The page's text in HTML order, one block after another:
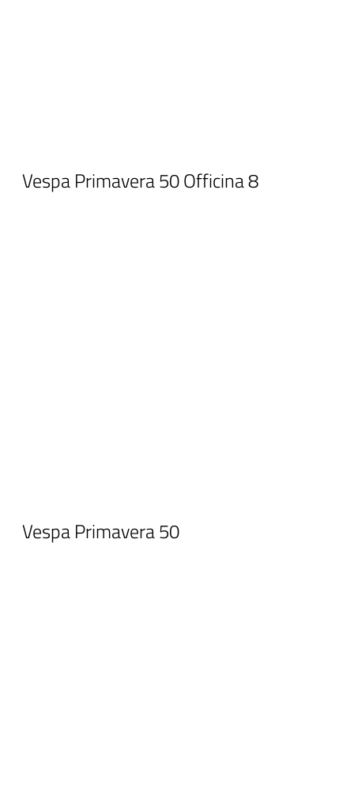
Vespa Primavera 50 Officina 8
Vespa Primavera 50